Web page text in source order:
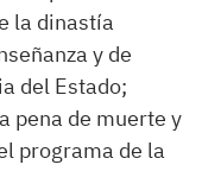
la dinastía
y de
del Estado;
pena de muerte y
programa de la